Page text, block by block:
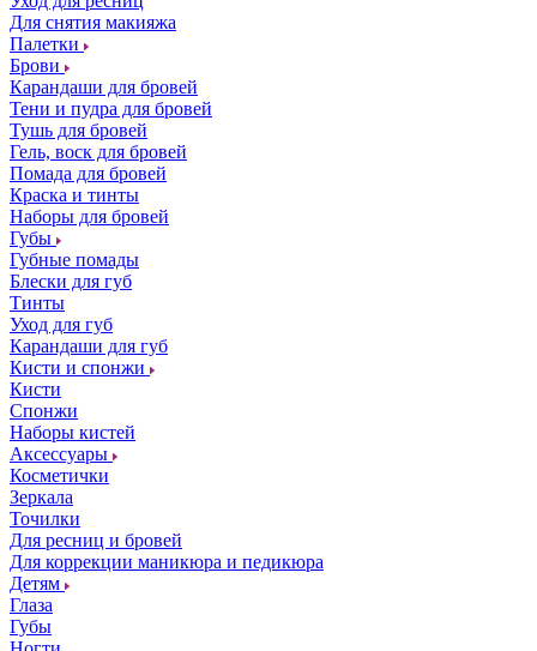
Для снятия макияжа
Палетки
Брови
Карандаши для бровей
Тени и пудра для бровей
Тушь для бровей
Гель, воск для бровей
Помада для бровей
Краска и тинты
Наборы для бровей
Губы
Губные помады
Блески для губ
Тинты
Уход для губ
Карандаши для губ
Кисти и спонжи
Кисти
Спонжи
Наборы кистей
Аксессуары
Косметички
Зеркала
Точилки
Для ресниц и бровей
Для коррекции маникюра и педикюра
Детям
Глаза
Губы